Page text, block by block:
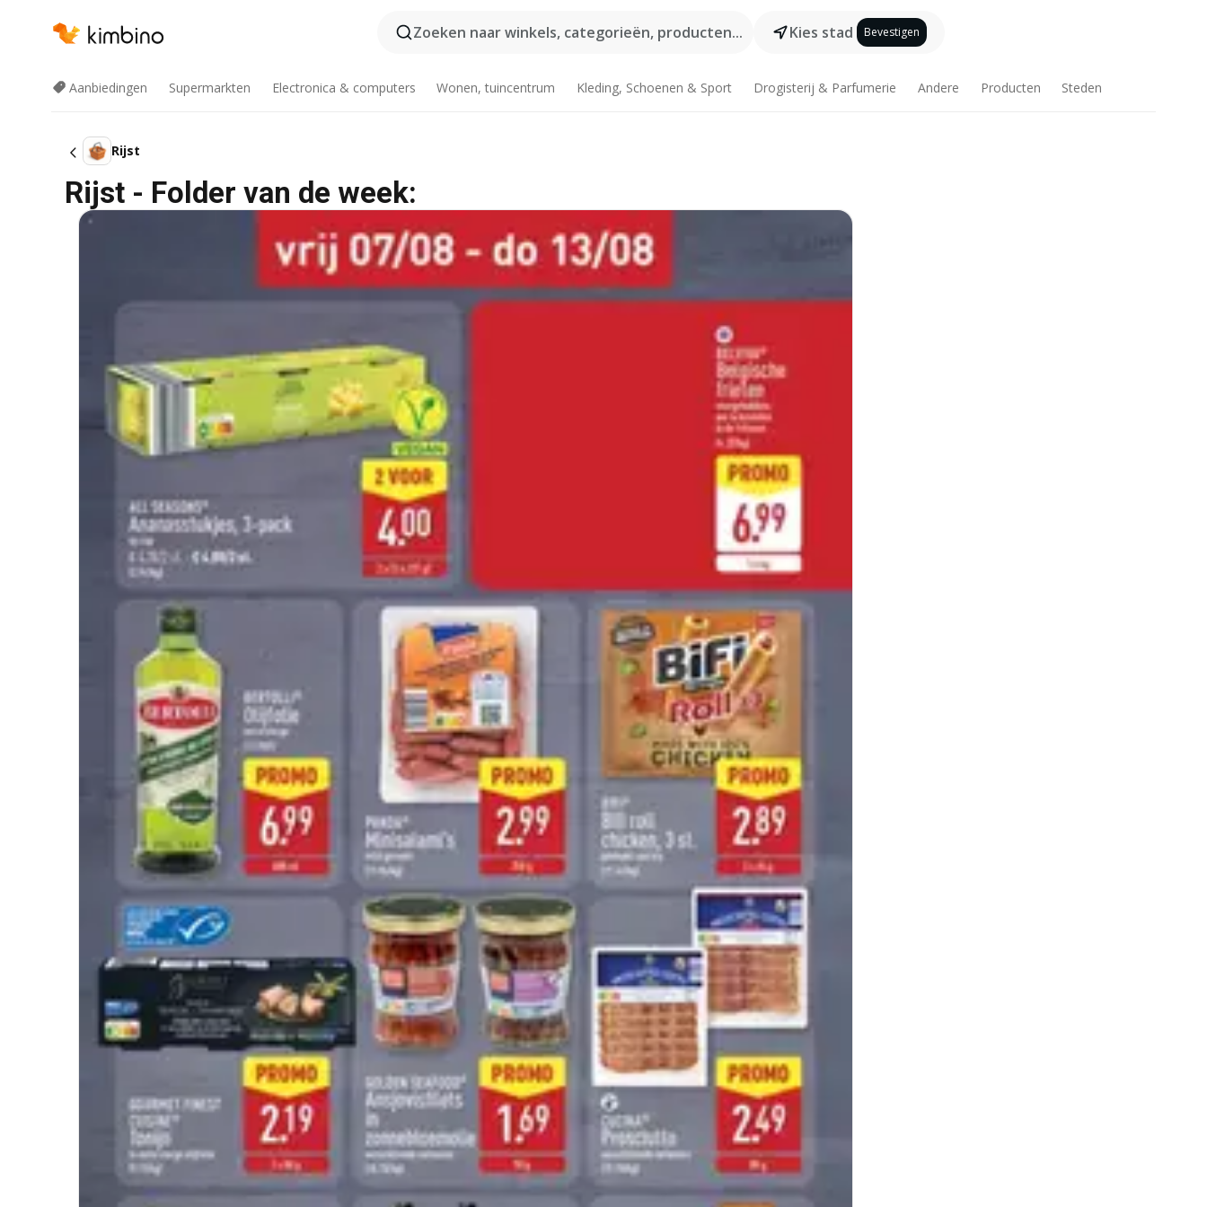
Zoeken naar winkels, categorieën, producten... Kies stad Bevestigen
Aanbiedingen Supermarkten Electronica & computers Wonen, tuincentrum Kleding, Schoenen & Sport Drogisterij & Parfumerie Andere Producten Steden
Rijst
Rijst - Folder van de week: